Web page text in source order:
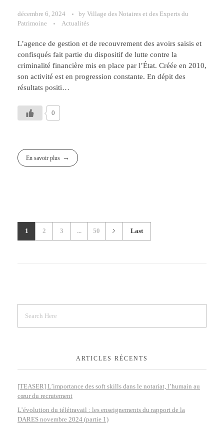
décembre 6, 2024 by Village des Notaires et des Experts du
Patrimoine
Actualités
L’agence de gestion et de recouvrement des avoirs saisis et
confisqués fait partie du dispositif de lutte contre la
criminalité financière mis en place par l’État. Créée en 2010,
son activité est en progression constante. En dépit des
résultats positi…
0
En savoir plus
1 2 3 ... 50 Last
ARTICLES RÉCENTS
[TEASER] L’importance des soft skills dans le notariat, l’humain au
cœur du recrutement
L’évolution du télétravail : les enseignements du rapport de la
DARES novembre 2024 (partie 1)